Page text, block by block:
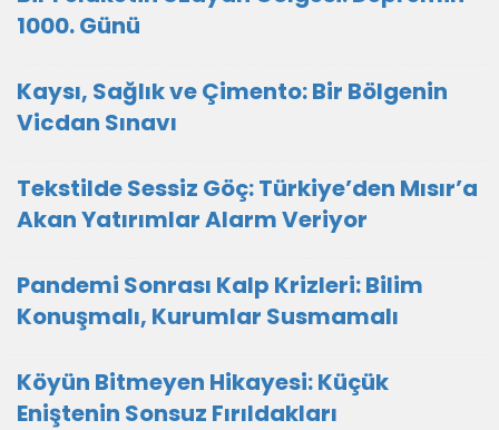
1000. Günü
Kaysı, Sağlık ve Çimento: Bir Bölgenin
Vicdan Sınavı
Tekstilde Sessiz Göç: Türkiye’den Mısır’a
Akan Yatırımlar Alarm Veriyor
Pandemi Sonrası Kalp Krizleri: Bilim
Konuşmalı, Kurumlar Susmamalı
Köyün Bitmeyen Hikayesi: Küçük
Eniştenin Sonsuz Fırıldakları